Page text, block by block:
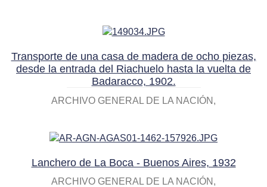
Transporte de una casa de madera de ocho piezas,
desde la entrada del Riachuelo hasta la vuelta de
Badaracco, 1902.
ARCHIVO GENERAL DE LA NACIÓN
Lanchero de La Boca - Buenos Aires, 1932
ARCHIVO GENERAL DE LA NACIÓN